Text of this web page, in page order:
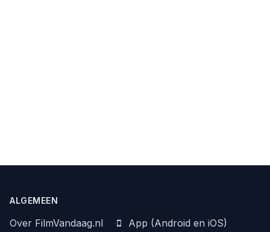
ALGEMEEN
Over FilmVandaag.nl
App (Android en iOS)